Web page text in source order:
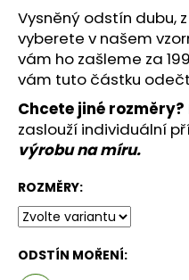
Vysněný odstín dubu,
vyberete v našem
vám ho zašleme za
vám tuto částku
Chcete jiné rozměry?
zaslouží individuální
výrobu na míru.
ROZMĚRY:
ODSTÍN MOŘENÍ:
Doporučujeme